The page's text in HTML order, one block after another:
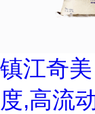
镇江奇
度,高流